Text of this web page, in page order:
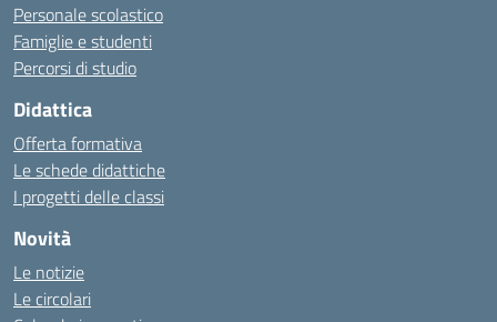
Personale scolastico
Famiglie e studenti
Percorsi di studio
Didattica
Offerta formativa
Le schede didattiche
I progetti delle classi
Novità
Le notizie
Le circolari